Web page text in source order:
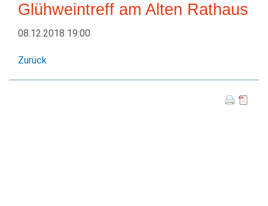
VELDEN
GESCHICHTE
LEBEN+WOHNEN
Glühweintreff am Alten Rathaus
08.12.2018 19:00
Zurück